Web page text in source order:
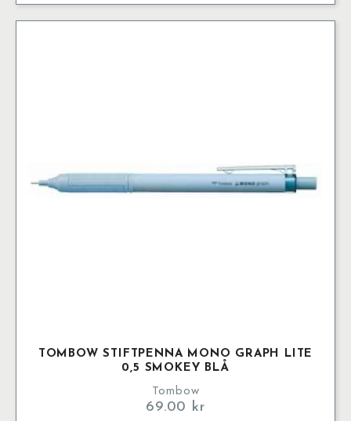
(12)
mängd
TOMBOW STIFTPENNA MONO GRAPH LITE
0,5 SMOKEY BLÅ
Tombow
69.00 kr